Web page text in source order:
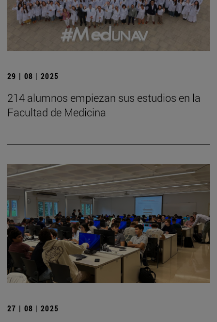
29 | 08 | 2025
214 alumnos empiezan sus estudios en la
Facultad de Medicina
27 | 08 | 2025